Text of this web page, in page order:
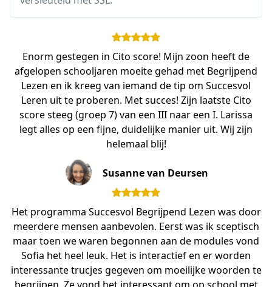
Enorm gestegen in Cito score! Mijn zoon heeft de
afgelopen schooljaren moeite gehad met Begrijpend
Lezen en ik kreeg van iemand de tip om Succesvol
Leren uit te proberen. Met succes! Zijn laatste Cito
score steeg (groep 7) van een III naar een I. Larissa
legt alles op een fijne, duidelijke manier uit. Wij zijn
helemaal blij!
Susanne van Deursen
Het programma Succesvol Begrijpend Lezen was door
meerdere mensen aanbevolen. Eerst was ik sceptisch
maar toen we waren begonnen aan de modules vond
Sofia het heel leuk. Het is interactief en er worden
interessante trucjes gegeven om moeilijke woorden te